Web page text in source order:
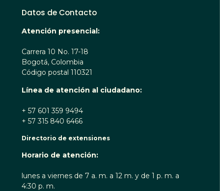
Datos de Contacto
Atención presencial:
Carrera 10 No. 17-18
Bogotá, Colombia
Código postal 110321
Línea de atención al ciudadano:
+ 57 601 359 9494
+ 57 315 840 6466
Directorio de extensiones
Horario de atención:
lunes a viernes de 7 a. m. a 12 m. y de 1 p. m. a
4:30 p. m.